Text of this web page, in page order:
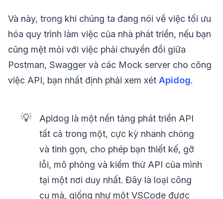
Và này, trong khi chúng ta đang nói về việc tối ưu
hóa quy trình làm việc của nhà phát triển, nếu bạn
cũng mệt mỏi với việc phải chuyển đổi giữa
Postman, Swagger và các Mock server cho công
việc API, bạn nhất định phải xem xét Apidog.
💡
Apidog là một nền tảng phát triển API
tất cả trong một, cực kỳ nhanh chóng
và tinh gọn, cho phép bạn thiết kế, gỡ
lỗi, mô phỏng và kiểm thử API của mình
tại một nơi duy nhất. Đây là loại công
cụ mà, giống như một VSCode được